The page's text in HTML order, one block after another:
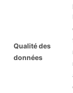
Qualité des
données